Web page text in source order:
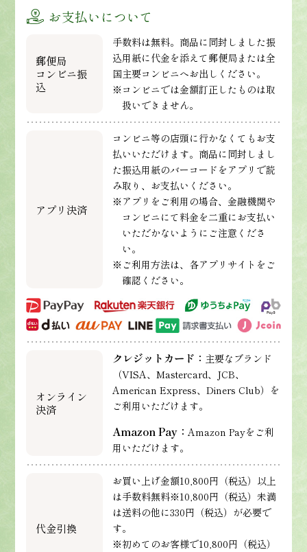
お支払いについて
郵便局
コンビニ振
込
手数料は無料。商品に同封しました振
込用紙に代金を添えて郵便局または全
国主要コンビニへお出しください。
※コンビニでは金額訂正したものは取
扱いできません。
アプリ決済
コンビニ等の店頭に行かなくてもお支
払いいただけます。商品に同封しまし
た振込用紙のバーコードをアプリで読
み取り、お支払いください。
※アプリをご利用の場合、金融機関や
コンビニにて料金を二重にお支払い
いただかないようにご注意くださ
い。
※ご利用方法は、各アプリサイトをご
確認ください。
オンライン
決済
クレジットカード： 主要なブランド
（VISA、Mastercard、JCB、
American Express、Diners Club）を
ご利用いただけます。
Amazon Pay： Amazon Payをご利
用いただけます。
代金引換
お買い上げ金額10,800円（税込）以上
は手数料無料※10,800円（税込）未満
は送料の他に330円（税込）が必要で
す。
※初めてのお客様で10,800円（税込）